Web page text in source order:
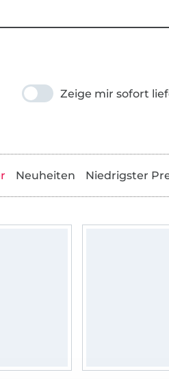
Zeige mir sofort
Neuheiten Niedrigster